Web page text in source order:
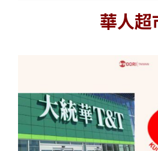
華人超